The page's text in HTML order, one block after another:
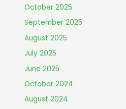
October 2025
September 2025
August 2025
July 2025
June 2025
October 2024
August 2024